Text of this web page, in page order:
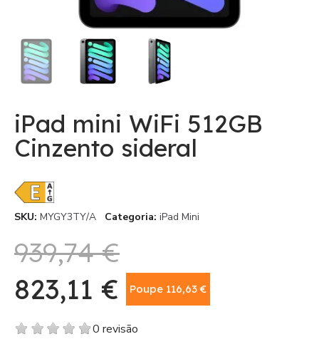
iPad mini WiFi 512GB
Cinzento sideral
SKU MYGY3TY/A Categoria iPad Mini
939,74 €
823,11 €
Poupe 116,63 €
0 revisão